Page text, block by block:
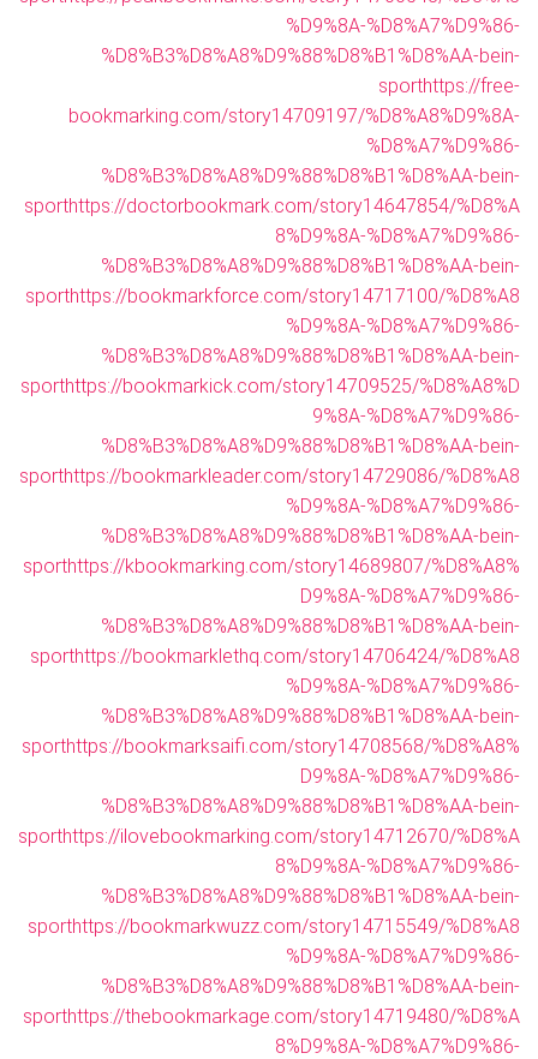
%D9%8A-%D8%A7%D9%86-
%D8%B3%D8%A8%D9%88%D8%B1%D8%AA-bein-
sporthttps://free-
bookmarking.com/story14709197/%D8%A8%D9%8A-
%D8%A7%D9%86-
%D8%B3%D8%A8%D9%88%D8%B1%D8%AA-bein-
sporthttps://doctorbookmark.com/story14647854/%D8%A
8%D9%8A-%D8%A7%D9%86-
%D8%B3%D8%A8%D9%88%D8%B1%D8%AA-bein-
sporthttps://bookmarkforce.com/story14717100/%D8%A8
%D9%8A-%D8%A7%D9%86-
%D8%B3%D8%A8%D9%88%D8%B1%D8%AA-bein-
sporthttps://bookmarkick.com/story14709525/%D8%A8%D
9%8A-%D8%A7%D9%86-
%D8%B3%D8%A8%D9%88%D8%B1%D8%AA-bein-
sporthttps://bookmarkleader.com/story14729086/%D8%A8
%D9%8A-%D8%A7%D9%86-
%D8%B3%D8%A8%D9%88%D8%B1%D8%AA-bein-
sporthttps://kbookmarking.com/story14689807/%D8%A8%
D9%8A-%D8%A7%D9%86-
%D8%B3%D8%A8%D9%88%D8%B1%D8%AA-bein-
sporthttps://bookmarklethq.com/story14706424/%D8%A8
%D9%8A-%D8%A7%D9%86-
%D8%B3%D8%A8%D9%88%D8%B1%D8%AA-bein-
sporthttps://bookmarksaifi.com/story14708568/%D8%A8%
D9%8A-%D8%A7%D9%86-
%D8%B3%D8%A8%D9%88%D8%B1%D8%AA-bein-
sporthttps://ilovebookmarking.com/story14712670/%D8%A
8%D9%8A-%D8%A7%D9%86-
%D8%B3%D8%A8%D9%88%D8%B1%D8%AA-bein-
sporthttps://bookmarkwuzz.com/story14715549/%D8%A8
%D9%8A-%D8%A7%D9%86-
%D8%B3%D8%A8%D9%88%D8%B1%D8%AA-bein-
sporthttps://thebookmarkage.com/story14719480/%D8%A
8%D9%8A-%D8%A7%D9%86-